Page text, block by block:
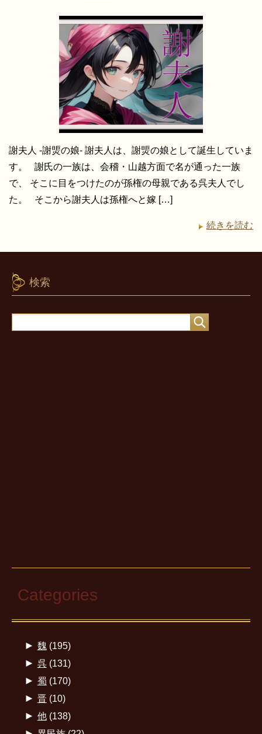
謝夫人 -謝煚の娘- 謝夫人は、謝煚の娘として誕生していま
す。 謝氏の一族は、会稽・山越方面で名が通った一族
で、 そこに目をつけたのが孫権の母親である呉夫人でし
た。 そこから謝夫人は孫権へと嫁 […]
続きを読む
検索
Categories
► 魏 (195)
► 呉(131)
► 蜀 (170)
► 晋(10)
► 他(138)